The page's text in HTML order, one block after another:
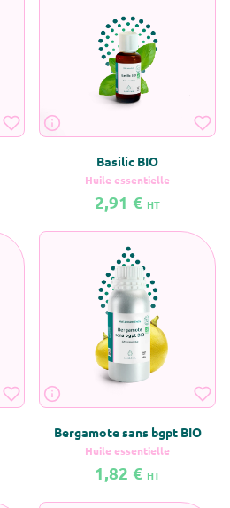
Basilic BIO
Huile essentielle
2,91 € HT
Bergamote sans bgpt BIO
Huile essentielle
1,82 € HT